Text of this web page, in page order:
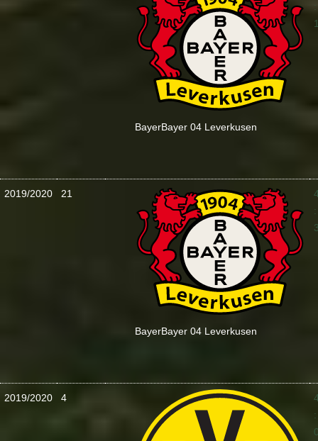
BayerBayer 04 Leverkusen
:
2019/2020 21
BayerBayer 04 Leverkusen
:
2019/2020 4
: